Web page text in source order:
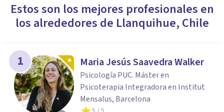
Estos son los mejores profesionales en
los alrededores de Llanquihue, Chile
1 Maria Jesús Saavedra Walker
Psicología PUC. Máster en
Psicoterapia Integradora en Institut
Mensalus, Barcelona